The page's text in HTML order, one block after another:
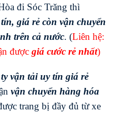
đi Sóc Trăng thì
giá rẻ còn vận chuyển
trên cả nước. (Liên hệ:
được giá cước rẻ nhất)
vận tải uy tín giá rẻ
vận chuyển hàng hóa
trang bị đầy đủ từ xe